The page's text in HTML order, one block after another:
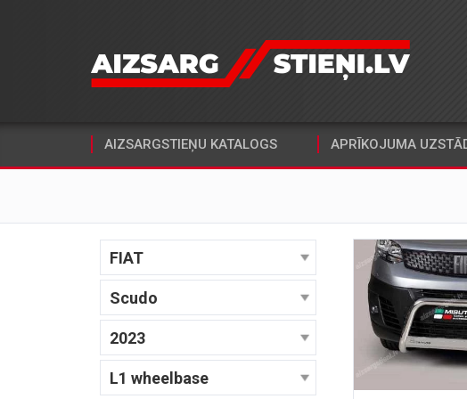
AIZSARGSTIEŅU KATALOGS APRĪKOJUMA